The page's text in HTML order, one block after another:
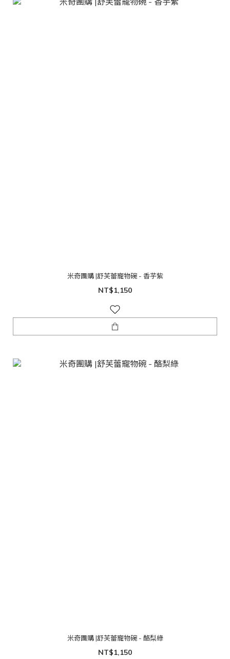
米奇團購 |舒芙蕾寵物碗 - 香芋紫
NT$1,150
米奇團購 |舒芙蕾寵物碗 - 酪梨綠
NT$1,150